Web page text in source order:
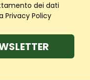
dei dati
Privacy Policy